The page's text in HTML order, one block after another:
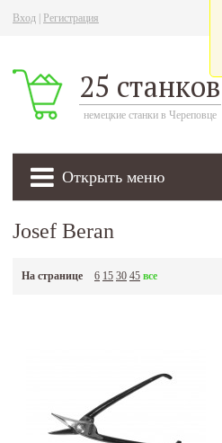
Вход Регистрация
25 станков
немецкие станки в Череповце
Открыть меню
Josef Beran
На странице 6 15 30 45 все